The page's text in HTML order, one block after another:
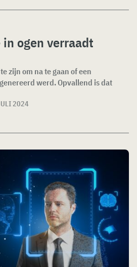
ogen verraadt
zijn om na te gaan of een
werd. Opvallend is dat
2024